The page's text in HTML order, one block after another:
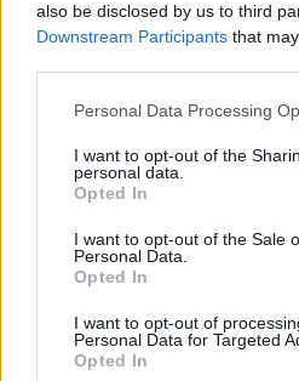
also be disclosed by us to third
Downstream Participants that
Please note that this website/app
not limited to your visit or usage
grant or deny consent to Google
use your data for below specified
consent section.
Personal Data Processing
I want to opt-out of the
personal data.
Opted In
I want to opt-out of the Sale
Personal Data.
Opted In
I want to opt-out of
Personal Data for Targeted
Opted In